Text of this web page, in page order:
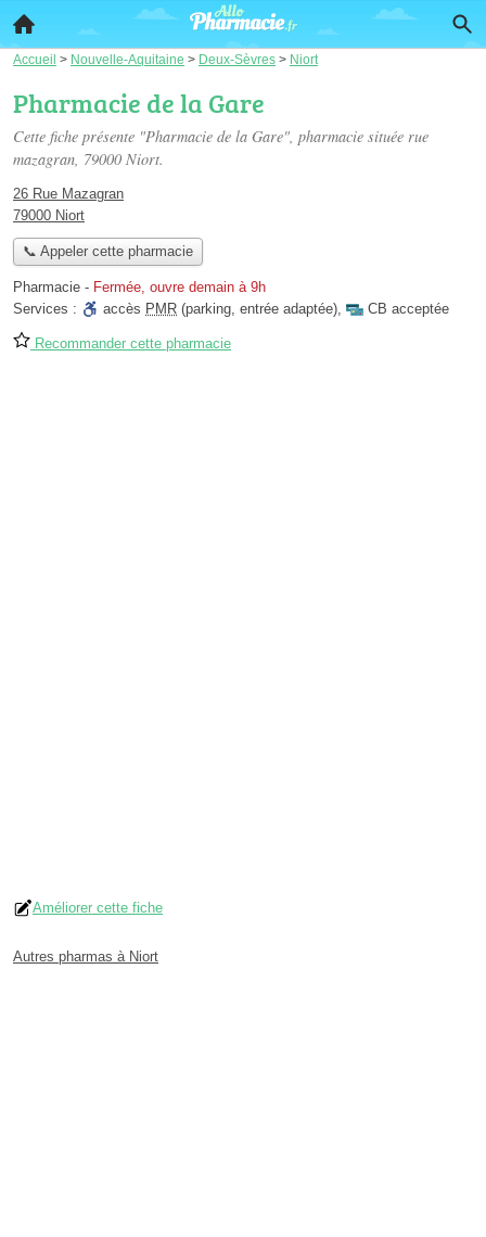
Accueil > Nouvelle-Aquitaine > Deux-Sèvres > Niort
Pharmacie de la Gare
Cette fiche présente "Pharmacie de la Gare", pharmacie située rue
mazagran, 79000 Niort.
26 Rue Mazagran
79000 Niort
📞 Appeler cette pharmacie
Pharmacie - Fermée, ouvre demain à 9h
Services :
accès PMR (parking, entrée adaptée), CB acceptée
Recommander cette pharmacie
Améliorer cette fiche
Autres pharmas à Niort